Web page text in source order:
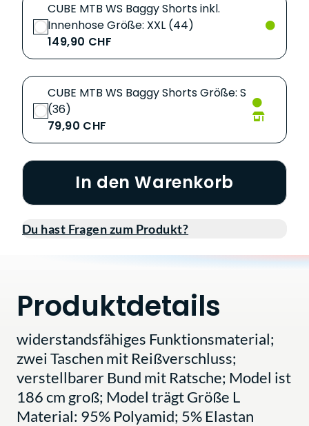
CUBE MTB WS Baggy Shorts inkl.
Innenhose Größe: XXL (44)
149,90 CHF
CUBE MTB WS Baggy Shorts Größe: S
(36)
79,90 CHF
In den Warenkorb
Du hast Fragen zum Produkt?
Produktdetails
widerstandsfähiges Funktionsmaterial;
zwei Taschen mit Reißverschluss;
verstellbarer Bund mit Ratsche; Model ist
186 cm groß; Model trägt Größe L
Material: 95% Polyamid; 5% Elastan